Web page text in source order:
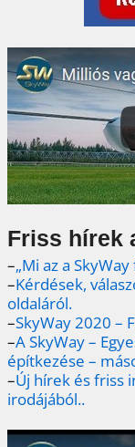
Friss hírek
–„Mi az a
–Kérdések,
oldaláról.
–SkyWay 2020 –
–A SkyWay –
építkezése –
–Új hírek és friss
irodájából..